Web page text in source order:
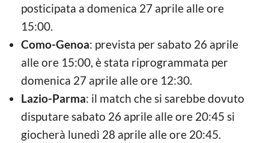
posticipata a domenica 27 aprile alle ore
15:00.
Como-Genoa: prevista per sabato 26 aprile
alle ore 15:00, è stata riprogrammata per
domenica 27 aprile alle ore 12:30.
Lazio-Parma: il match che si sarebbe dovuto
disputare sabato 26 aprile alle ore 20:45 si
giocherà lunedì 28 aprile alle ore 20:45.